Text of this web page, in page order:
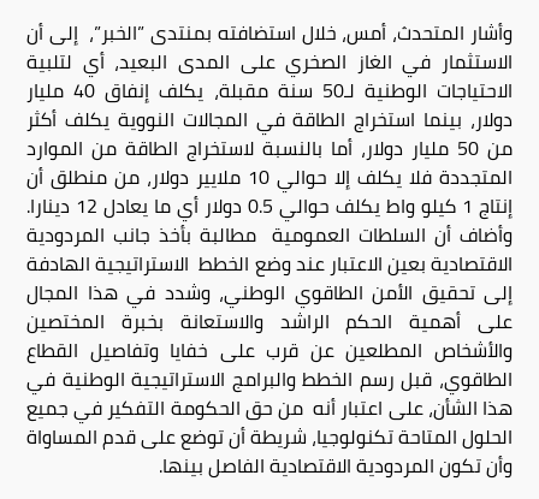
وأشار المتحدث، أمس، خلال استضافته بمنتدى ”الخبر”، إلى أن
الاستثمار في الغاز الصخري على المدى البعيد، أي لتلبية
الاحتياجات الوطنية لـ50 سنة مقبلة، يكلف إنفاق 40 مليار
دولار، بينما استخراج الطاقة في المجالات النووية يكلف أكثر
من 50 مليار دولار، أما بالنسبة لاستخراج الطاقة من الموارد
المتجددة فلا يكلف إلا حوالي 10 ملايير دولار، من منطلق أن
إنتاج 1 كيلو واط يكلف حوالي 0.5 دولار أي ما يعادل 12 دينارا.
وأضاف أن السلطات العمومية مطالبة بأخذ جانب المردودية
الاقتصادية بعين الاعتبار عند وضع الخطط الاستراتيجية الهادفة
إلى تحقيق الأمن الطاقوي الوطني، وشدد في هذا المجال
على أهمية الحكم الراشد والاستعانة بخبرة المختصين
والأشخاص المطلعين عن قرب على خفايا وتفاصيل القطاع
الطاقوي، قبل رسم الخطط والبرامج الاستراتيجية الوطنية في
هذا الشأن، على اعتبار أنه من حق الحكومة التفكير في جميع
الحلول المتاحة تكنولوجيا، شريطة أن توضع على قدم المساواة
وأن تكون المردودية الاقتصادية الفاصل بينها.